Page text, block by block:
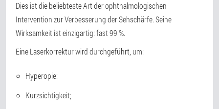
Dies ist die beliebteste Art der ophthalmologischen
Intervention zur Verbesserung der Sehschärfe. Seine
Wirksamkeit ist einzigartig: fast 99 %.
Eine Laserkorrektur wird durchgeführt, um:
Hyperopie:
Kurzsichtigkeit;